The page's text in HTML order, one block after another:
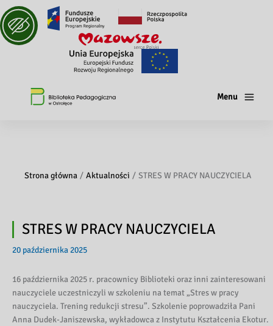
Menu
Strona główna Aktualności STRES W PRACY NAUCZYCIELA
STRES W PRACY NAUCZYCIELA
20 października 2025
16 października 2025 r. pracownicy Biblioteki oraz inni zainteresowani
nauczyciele uczestniczyli w szkoleniu na temat „Stres w pracy
nauczyciela. Trening redukcji stresu”. Szkolenie poprowadziła Pani
Anna Dudek-Janiszewska, wykładowca z Instytutu Kształcenia Ekotur.